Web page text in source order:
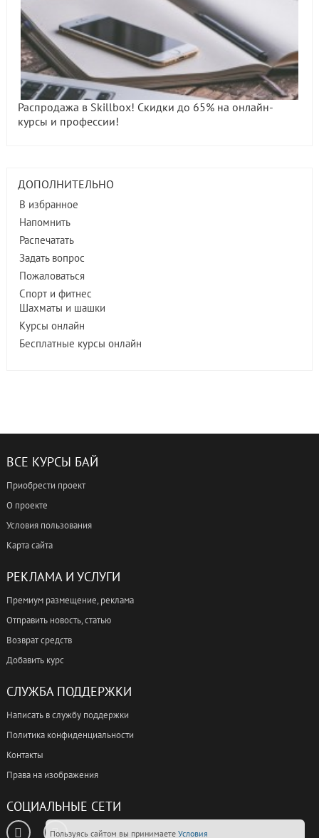
Распродажа в Skillbox! Скидки до 65% на онлайн-
курсы и профессии!
ДОПОЛНИТЕЛЬНО
В избранное
Напомнить
Распечатать
Задать вопрос
Пожаловаться
Спорт и фитнес
Шахматы и шашки
Курсы онлайн
Бесплатные курсы онлайн
ВСЕ КУРСЫ БАЙ
Приобрести проект
О проекте
Условия пользования
Карта сайта
РЕКЛАМА И УСЛУГИ
Премиум размещение, реклама
Отправить новость, статью
Возврат средств
Добавить курс
СЛУЖБА ПОДДЕРЖКИ
Написать в службу поддержки
Политика конфиденциальности
Контакты
Права на изображения
СОЦИАЛЬНЫЕ СЕТИ
Пользуясь сайтом вы принимаете Условия